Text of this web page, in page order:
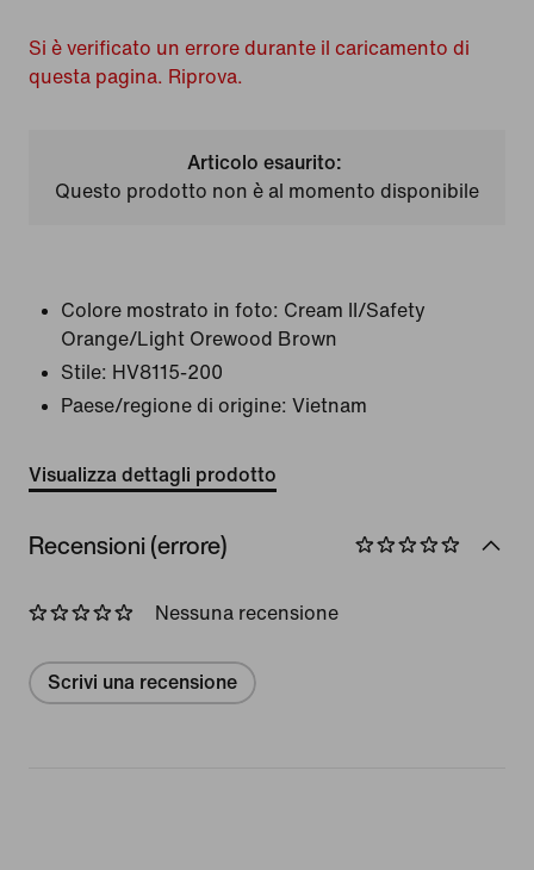
Si è verificato un errore durante il caricamento di
questa pagina. Riprova.
Articolo esaurito:
Questo prodotto non è al momento disponibile
Colore mostrato in foto: Cream II/Safety
Orange/Light Orewood Brown
Stile: HV8115-200
Paese/regione di origine: Vietnam
Visualizza dettagli prodotto
Recensioni (errore)
Nessuna recensione
Scrivi una recensione